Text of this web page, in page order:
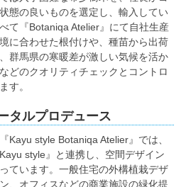
態の良いものを選定し、輸入してい
て『Botaniqa Atelier』にて自社生産
に合わせた根付けや、種苗から出荷
群馬県の寒暖差が激しい気候を活か
どのクオリティチェックとコントロ
す。
タルプロデュース
Kayu style Botaniqa Atelier』では、
style』と連携し、空間デザイン
ています。一般住宅の外構植栽デザ
、オフィスなどの商業施設の緑化提